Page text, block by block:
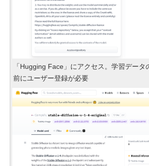
「Hugging Face」にアクセス。学習データ
前にユーザー登録が必要